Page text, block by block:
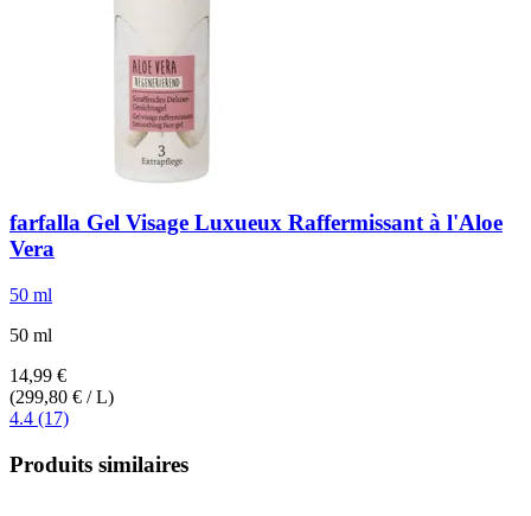
farfalla Gel Visage Luxueux Raffermissant à l'Aloe
Vera
50 ml
50 ml
14,99 €
(299,80 € / L)
4.4 (17)
Produits similaires